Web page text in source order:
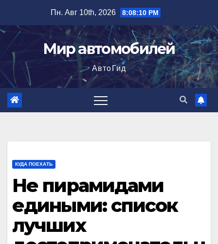
содержимому
Пн. Авг 10th, 2026 8:08:11 PM
Мир автомобилей
АвтоГид
КУДА ПОЕХАТЬ
Не пирамидами
едиными: список
лучших